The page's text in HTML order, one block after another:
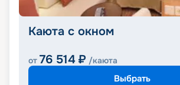
Каюта с окном
от 76 514 ₽ /каюта
Выбрать